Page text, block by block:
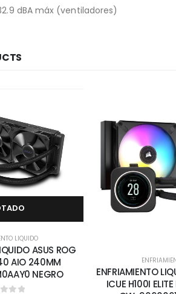
dBA máx (ventiladores)
LIQUIDO
ASUS ROG
AIO 240MM
NEGRO
ENFRIAMIENTO
ICUE H100I